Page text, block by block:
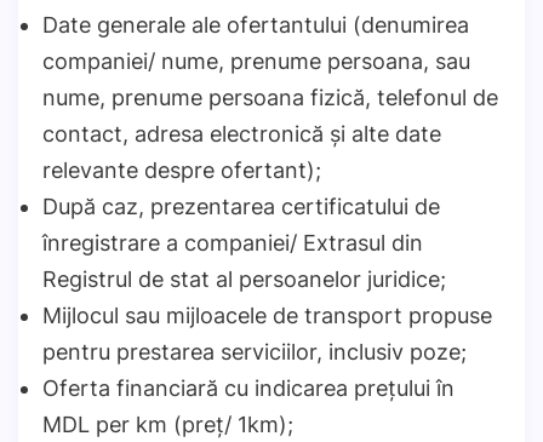
Date generale ale ofertantului (denumirea
companiei/ nume, prenume persoana, sau
nume, prenume persoana fizică, telefonul de
contact, adresa electronică și alte date
relevante despre ofertant);
După caz, prezentarea certificatului de
înregistrare a companiei/ Extrasul din
Registrul de stat al persoanelor juridice;
Mijlocul sau mijloacele de transport propuse
pentru prestarea serviciilor, inclusiv poze;
Oferta financiară cu indicarea prețului în
MDL per km (preț/ 1km);